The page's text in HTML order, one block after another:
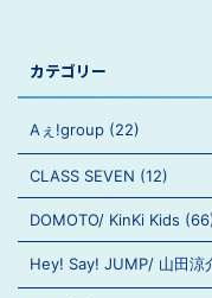
カテゴリー
Aぇ!group (22)
CLASS SEVEN (12)
DOMOTO/ KinKi Kids
Hey! Say! JUMP/ 山田涼